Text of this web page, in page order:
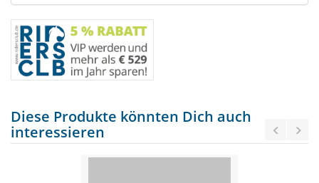
Diese Produkte könnten Dich auch
interessieren